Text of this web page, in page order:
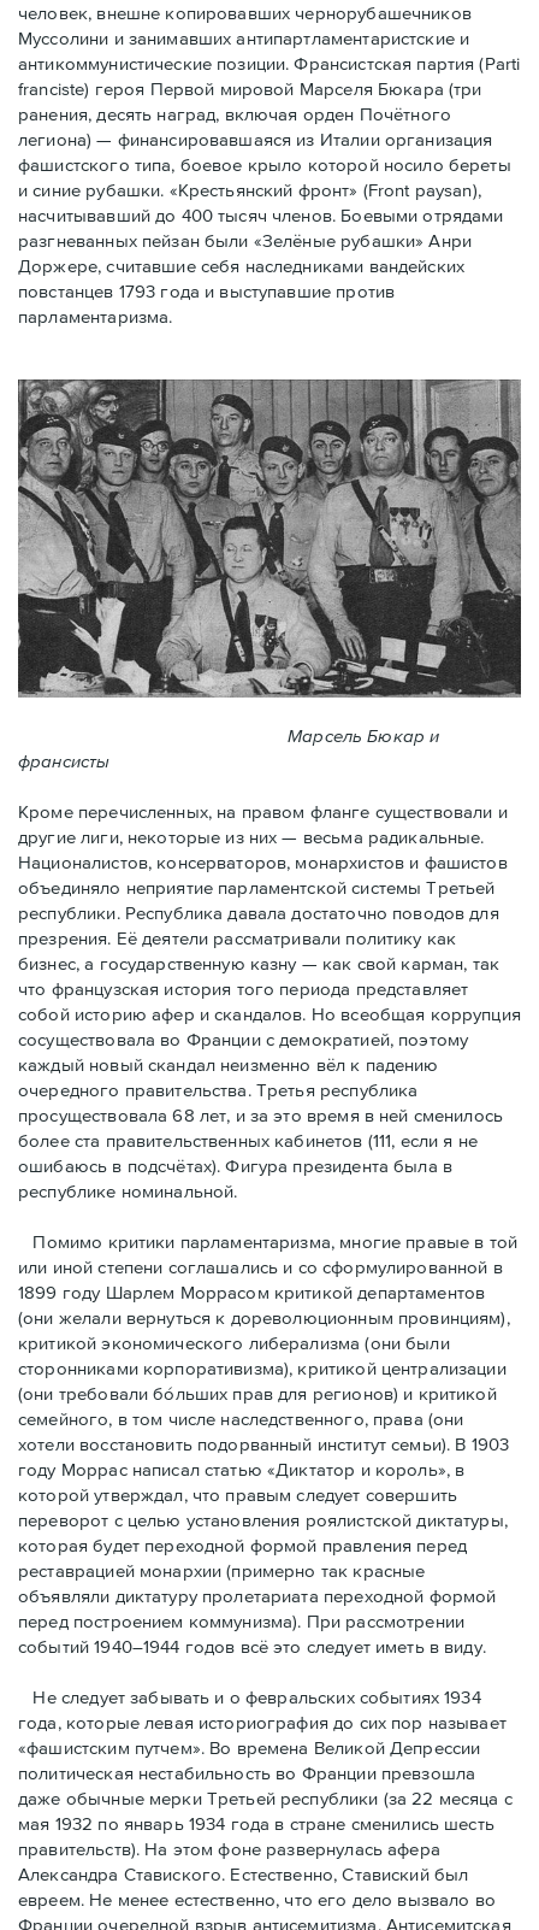
человек, внешне копировавших чернорубашечников
Муссолини и занимавших антипартламентаристские и
антикоммунистические позиции. Франсистская партия (Parti
franciste) героя Первой мировой Марселя Бюкара (три
ранения, десять наград, включая орден Почётного
легиона) — финансировавшаяся из Италии организация
фашистского типа, боевое крыло которой носило береты
и синие рубашки. «Крестьянский фронт» (Front paysan),
насчитывавший до 400 тысяч членов. Боевыми отрядами
разгневанных пейзан были «Зелёные рубашки» Анри
Доржере, считавшие себя наследниками вандейских
повстанцев 1793 года и выступавшие против
парламентаризма.
Марсель Бюкар и
франсисты
Кроме перечисленных, на правом фланге существовали и
другие лиги, некоторые из них — весьма радикальные.
Националистов, консерваторов, монархистов и фашистов
объединяло неприятие парламентской системы Третьей
республики. Республика давала достаточно поводов для
презрения. Её деятели рассматривали политику как
бизнес, а государственную казну — как свой карман, так
что французская история того периода представляет
собой историю афер и скандалов. Но всеобщая коррупция
сосуществовала во Франции с демократией, поэтому
каждый новый скандал неизменно вёл к падению
очередного правительства. Третья республика
просуществовала 68 лет, и за это время в ней сменилось
более ста правительственных кабинетов (111, если я не
ошибаюсь в подсчётах). Фигура президента была в
республике номинальной.
Помимо критики парламентаризма, многие правые в той
или иной степени соглашались и со сформулированной в
1899 году Шарлем Моррасом критикой департаментов
(они желали вернуться к дореволюционным провинциям),
критикой экономического либерализма (они были
сторонниками корпоративизма), критикой централизации
(они требовали бóльших прав для регионов) и критикой
семейного, в том числе наследственного, права (они
хотели восстановить подорванный институт семьи). В 1903
году Моррас написал статью «Диктатор и король», в
которой утверждал, что правым следует совершить
переворот с целью установления роялистской диктатуры,
которая будет переходной формой правления перед
реставрацией монархии (примерно так красные
объявляли диктатуру пролетариата переходной формой
перед построением коммунизма). При рассмотрении
событий 1940–1944 годов всё это следует иметь в виду.
Не следует забывать и о февральских событиях 1934
года, которые левая историография до сих пор называет
«фашистским путчем». Во времена Великой Депрессии
политическая нестабильность во Франции превзошла
даже обычные мерки Третьей республики (за 22 месяца с
мая 1932 по январь 1934 года в стране сменились шесть
правительств). На этом фоне развернулась афера
Александра Ставиского. Естественно, Ставиский был
евреем. Не менее естественно, что его дело вызвало во
Франции очередной взрыв антисемитизма. Антисемитская